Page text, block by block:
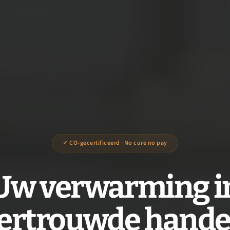
✓ CO-gecertificeerd · No cure no pay
verwarming